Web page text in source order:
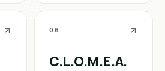
06
C.L.O.M.E.A.